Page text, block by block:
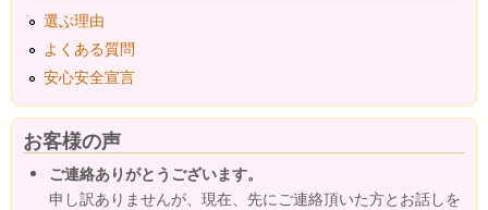
選ぶ理由
よくある質問
安心安全宣言
お客様の声
ご連絡ありがとうございます。
申し訳ありませんが、現在、先にご連絡頂いた方とお話しを